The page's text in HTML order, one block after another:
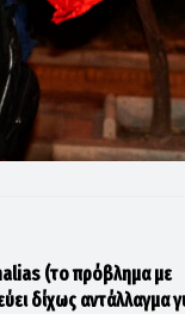
(το πρόβλημα με
δίχως αντάλλαγμα